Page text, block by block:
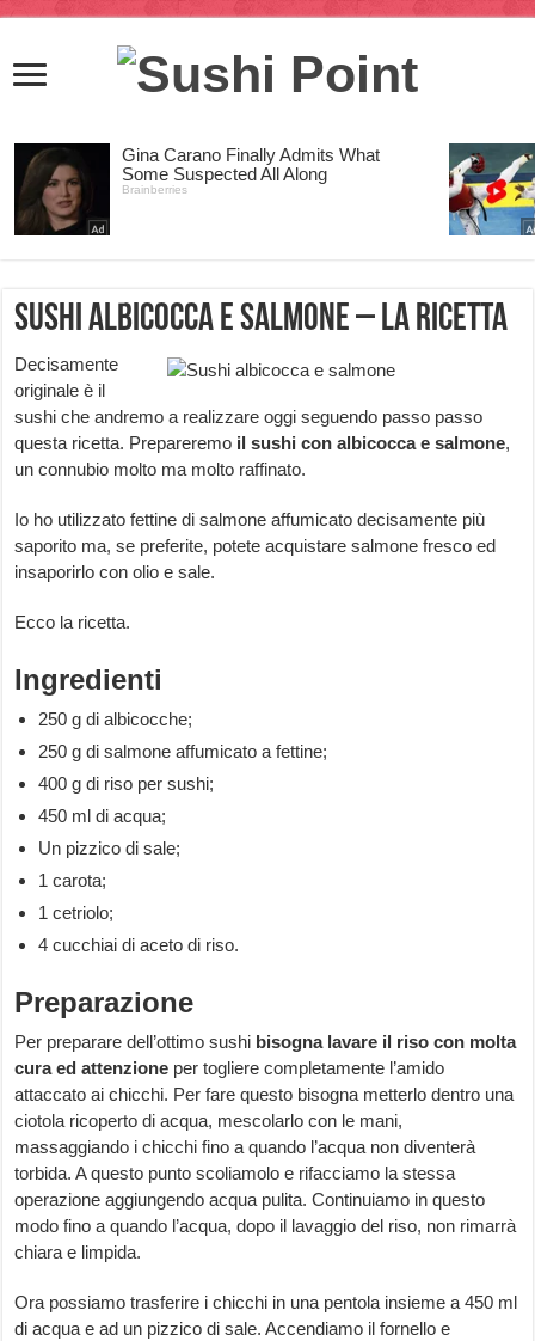
Sushi albicocca e salmone – la ricetta
Decisamente
originale è il
sushi che andremo a realizzare oggi seguendo passo passo
questa ricetta. Prepareremo il sushi con albicocca e salmone,
un connubio molto ma molto raffinato.
Io ho utilizzato fettine di salmone affumicato decisamente più
saporito ma, se preferite, potete acquistare salmone fresco ed
insaporirlo con olio e sale.
Ecco la ricetta.
Ingredienti
250 g di albicocche;
250 g di salmone affumicato a fettine;
400 g di riso per sushi;
450 ml di acqua;
Un pizzico di sale;
1 carota;
1 cetriolo;
4 cucchiai di aceto di riso.
Preparazione
Per preparare dell’ottimo sushi bisogna lavare il riso con molta
cura ed attenzione per togliere completamente l’amido
attaccato ai chicchi. Per fare questo bisogna metterlo dentro una
ciotola ricoperto di acqua, mescolarlo con le mani,
massaggiando i chicchi fino a quando l’acqua non diventerà
torbida. A questo punto scoliamolo e rifacciamo la stessa
operazione aggiungendo acqua pulita. Continuiamo in questo
modo fino a quando l’acqua, dopo il lavaggio del riso, non rimarrà
chiara e limpida.
Ora possiamo trasferire i chicchi in una pentola insieme a 450 ml
di acqua e ad un pizzico di sale. Accendiamo il fornello e